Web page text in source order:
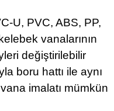
U, PVC, ABS, PP,
vanalarının
değiştirilebilir
boru hattı ile aynı
imalatı mümkün